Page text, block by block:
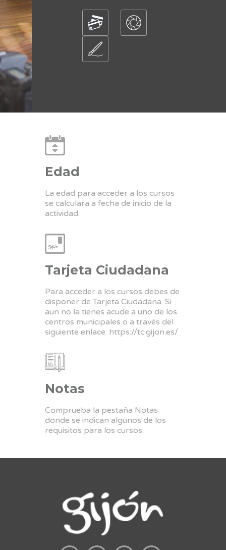
Edad
La edad para acceder a los cursos
se calculara a fecha de inicio de la
actividad.
Tarjeta Ciudadana
Para acceder a los cursos debes de
disponer de Tarjeta Ciudadana. Si
aun no la tienes acude a uno de los
centros municipales o a través del
siguiente enlace: https://tc.gijon.es/
Notas
Comprueba la pestaña Notas
donde se indican algunos de los
requisitos para los cursos.